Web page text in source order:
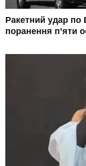
Ракетний удар по
поранення п’яти